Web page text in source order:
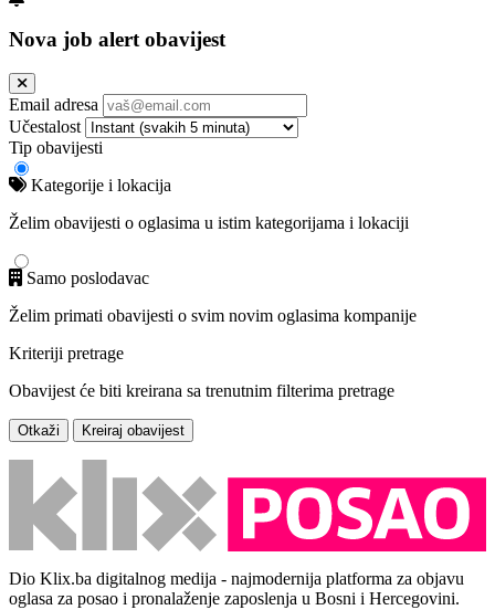
Nova job alert obavijest
Email adresa
Učestalost
Tip obavijesti
Kategorije i lokacija
Želim obavijesti o oglasima u istim kategorijama i lokaciji
Samo poslodavac
Želim primati obavijesti o svim novim oglasima kompanije
Kriteriji pretrage
Obavijest će biti kreirana sa trenutnim filterima pretrage
Otkaži Kreiraj obavijest
Dio Klix.ba digitalnog medija - najmodernija platforma za objavu
oglasa za posao i pronalaženje zaposlenja u Bosni i Hercegovini.